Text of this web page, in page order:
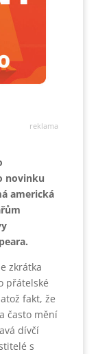
reklama
novinku
americká
zkrátka
přátelské
fakt, že
často mění
dívčí
s